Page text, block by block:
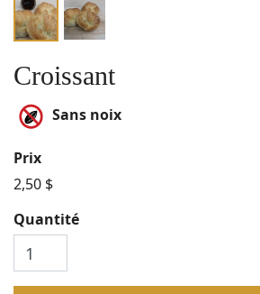
Croissant
Sans noix
Prix
2,50 $
Quantité